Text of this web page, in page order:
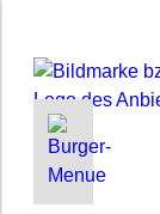
INFORMATIONEN |
LOGIN